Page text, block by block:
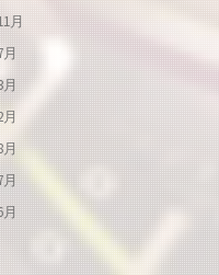
月
月
月
月
月